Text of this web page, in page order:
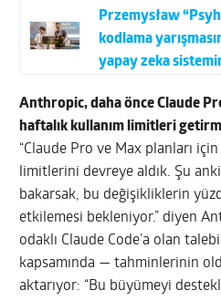
Przemysław
kodlama
yapay zeka
Anthropic, daha önce Claude
haftalık kullanım limitleri
“Claude Pro ve Max planları
limitlerini devreye aldık. Şu anki
bakarsak, bu değişikliklerin
etkilemesi bekleniyor.” diyen
odaklı Claude Code’a olan
kapsamında — tahminlerinin
aktarıyor: “Bu büyümeyi